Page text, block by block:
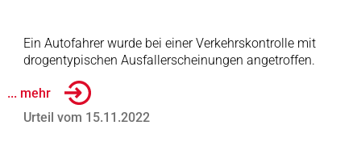
Ein Autofahrer wurde bei einer Verkehrskontrolle mit
drogentypischen Ausfallerscheinungen angetroffen.
... mehr
Urteil vom 15.11.2022